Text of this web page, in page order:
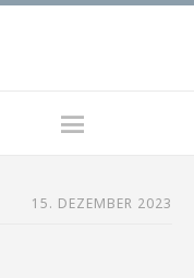
15. DEZEMBER 2023